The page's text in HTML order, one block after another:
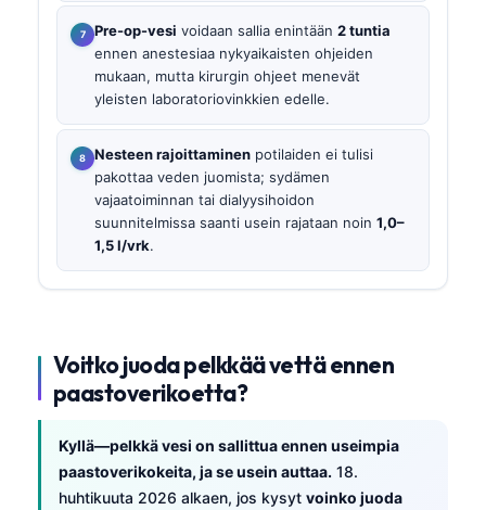
Pre-op-vesi voidaan sallia enintään 2 tuntia
ennen anestesiaa nykyaikaisten ohjeiden
mukaan, mutta kirurgin ohjeet menevät
yleisten laboratoriovinkkien edelle.
Nesteen rajoittaminen potilaiden ei tulisi
pakottaa veden juomista; sydämen
vajaatoiminnan tai dialyysihoidon
suunnitelmissa saanti usein rajataan noin 1,0–
1,5 l/vrk.
Voitko juoda pelkkää vettä ennen
paastoverikoetta?
Kyllä—pelkkä vesi on sallittua ennen useimpia
paastoverikokeita, ja se usein auttaa. 18.
huhtikuuta 2026 alkaen, jos kysyt voinko juoda